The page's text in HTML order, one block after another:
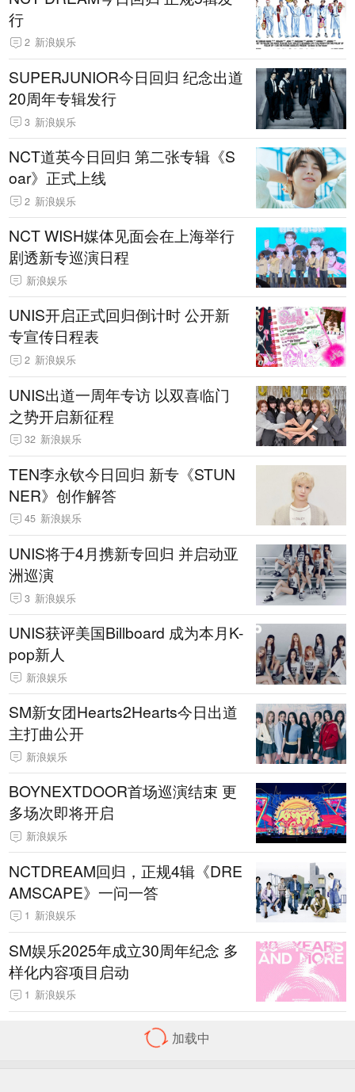
行
2 新浪娱乐
SUPERJUNIOR今日回归 纪念出道
20周年专辑发行
3 新浪娱乐
NCT道英今日回归 第二张专辑《S
oar》正式上线
2 新浪娱乐
NCT WISH媒体见面会在上海举行
剧透新专巡演日程
新浪娱乐
UNIS开启正式回归倒计时 公开新
专宣传日程表
2 新浪娱乐
UNIS出道一周年专访 以双喜临门
之势开启新征程
32 新浪娱乐
TEN李永钦今日回归 新专《STUN
NER》创作解答
45 新浪娱乐
UNIS将于4月携新专回归 并启动亚
洲巡演
3 新浪娱乐
UNIS获评美国Billboard 成为本月K-
pop新人
新浪娱乐
SM新女团Hearts2Hearts今日出道
主打曲公开
新浪娱乐
BOYNEXTDOOR首场巡演结束 更
多场次即将开启
新浪娱乐
NCTDREAM回归，正规4辑《DRE
AMSCAPE》一问一答
1 新浪娱乐
SM娱乐2025年成立30周年纪念 多
样化内容项目启动
1 新浪娱乐
加载中